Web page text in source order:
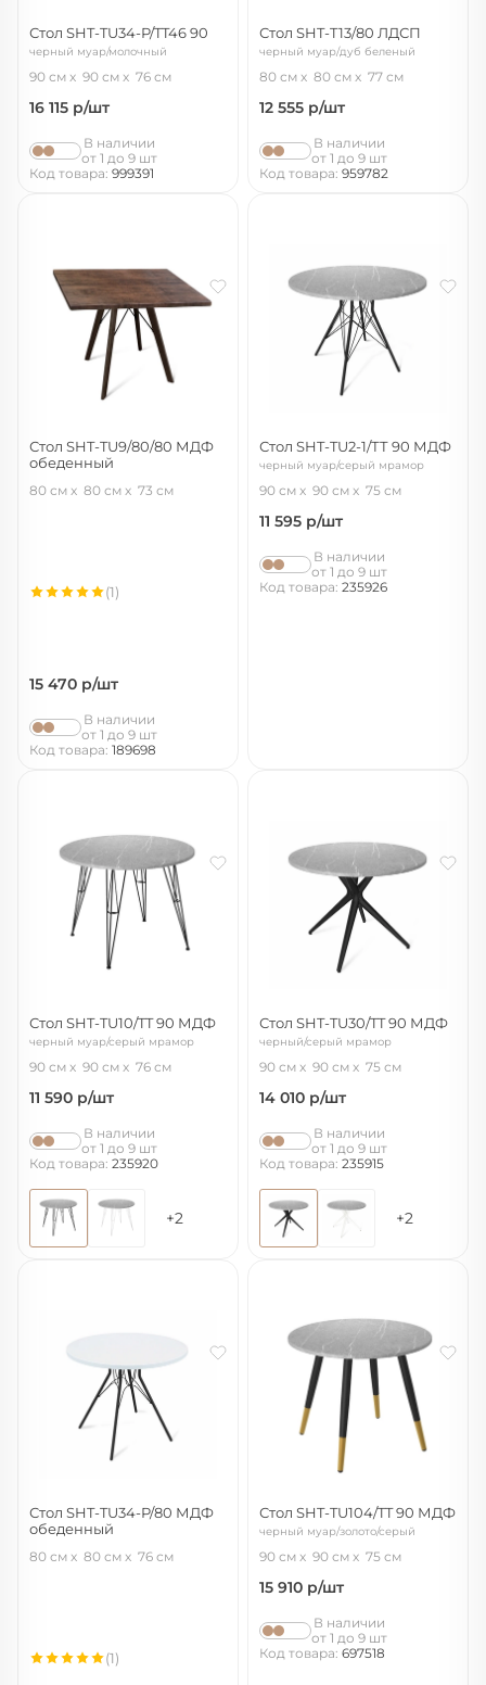
Стол SHT-TU34-P/TT46 90
черный муар/молочный
90 см 90 см 76 см
16 115 р/шт
В наличии
от 1 до 9 шт
Код товара: 999391
Стол SHT-T13/80 ЛДСП
черный муар/дуб беленый
80 см 80 см 77 см
12 555 р/шт
В наличии
от 1 до 9 шт
Код товара: 959782
Стол SHT-TU9/80/80 МДФ
обеденный
80 см 80 см 73 см
15 470 р/шт
(1)
В наличии
от 1 до 9 шт
Код товара: 189698
Стол SHT-TU2-1/ТТ 90 МДФ
черный муар/серый мрамор
90 см 90 см 75 см
11 595 р/шт
В наличии
от 1 до 9 шт
Код товара: 235926
Стол SHT-TU10/TT 90 МДФ
черный муар/серый мрамор
90 см 90 см 76 см
11 590 р/шт
В наличии
от 1 до 9 шт
Код товара: 235920
+2
Стол SHT-TU30/TT 90 МДФ
черный/серый мрамор
90 см 90 см 75 см
14 010 р/шт
В наличии
от 1 до 9 шт
Код товара: 235915
+2
Стол SHT-TU34-P/80 МДФ
обеденный
шагрень
80 см 80 см 76 см
(1)
Стол SHT-TU104/TT 90 МДФ
черный муар/золото/серый
мрамор
90 см 90 см 75 см
15 910 р/шт
В наличии
от 1 до 9 шт
Код товара: 697518